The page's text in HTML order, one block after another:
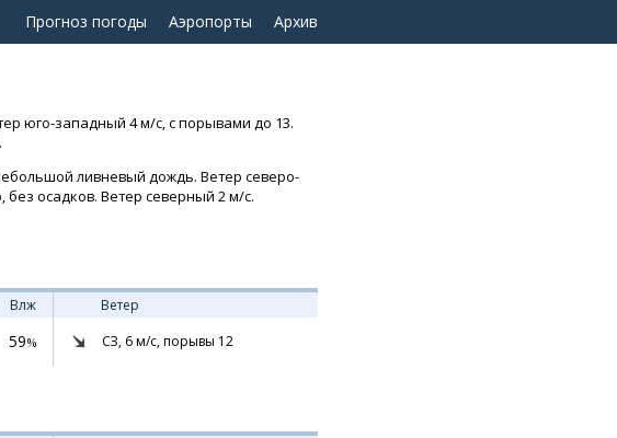
Прогноз погоды Аэропорты Архив
юго-западный 4 м/с, с порывами до 13.
ливневый дождь. Ветер северо-
без осадков. Ветер северный 2 м/с.
Влж
Ветер
59% СЗ, 6м/с, порывы 12